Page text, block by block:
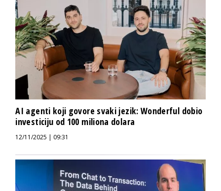
AI agenti koji govore svaki jezik: Wonderful dobio
investiciju od 100 miliona dolara
12/11/2025 | 09:31